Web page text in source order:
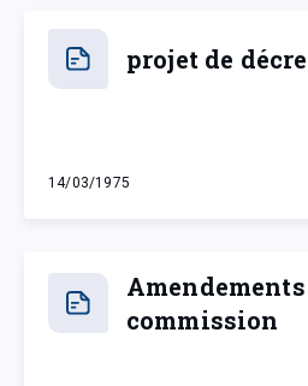
projet de
14/03/1975
vendredi 14 mars 1975
commission